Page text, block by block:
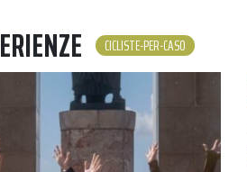
CICLISTE-PER-CASO